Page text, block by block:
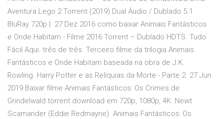
Aventura Lego 2 Torrent (2019) Dual Áudio / Dublado 5.1
BluRay 720p | 27 Dez 2016 como baixar Animais Fantásticos
e Onde Habitam - Filme 2016 Torrent – Dublado HDTS. Tudo
Fácil Aqui. três de três. Terceiro filme da trilogia Animais
Fantásticos e Onde Habitam baseada na obra de J.K.
Rowling. Harry Potter e as Relíquias da Morte - Parte 2 27 Jun
2019 Baixar filme Animais Fantásticos: Os Crimes de
Grindelwald torrent download em 720p, 1080p, 4K. Newt
Scamander (Eddie Redmayne) Animais Fantásticos: Os